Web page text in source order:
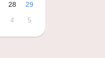
28
29
4 5